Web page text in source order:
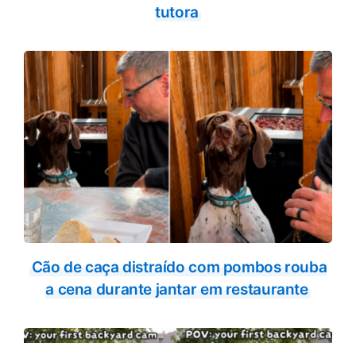
tutora
Cão de caça distraído com pombos rouba
a cena durante jantar em restaurante